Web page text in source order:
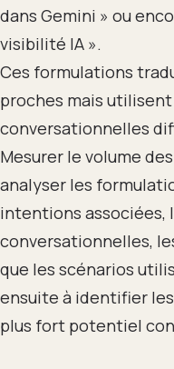
dans Gemini » ou
visibilité IA ».
Ces formulations
proches mais
conversationnelles
Mesurer le volume
analyser les
intentions associées,
conversationnelles,
que les scénarios
ensuite à identifier
plus fort potentiel